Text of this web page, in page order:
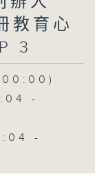
教育心
3
-
-